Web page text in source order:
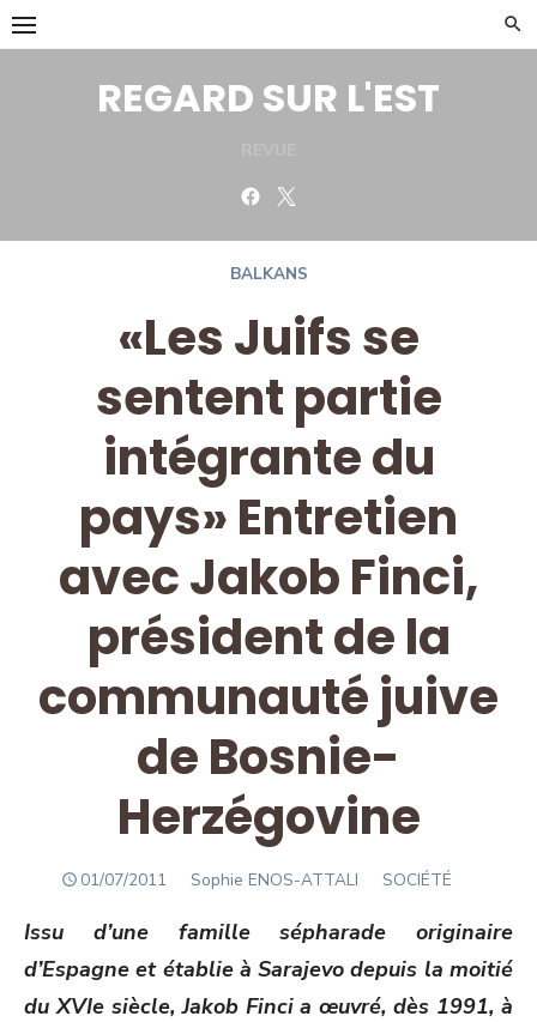
Skip
to
REGARD SUR L'EST
Facebook
BALKANS
«Les Juifs se
sentent partie
intégrante du
pays» Entretien
avec Jakob Finci,
président de la
communauté juive
de Bosnie-
Herzégovine
POSTED
01/07/2011 Author
Sophie ENOS-ATTALI SOCIÉTÉ
Issu d’une famille sépharade originaire
d’Espagne et établie à Sarajevo depuis la moitié
du XVIesiècle, Jakob Finci a œuvré, dès 1991, à